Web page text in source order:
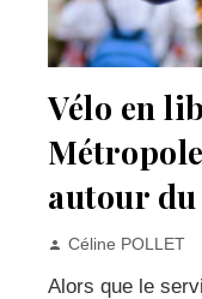
Vélo en
autour
Céline POLLET
Alors que le